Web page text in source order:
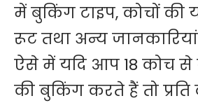
में बुकिंग टाइप, कोचों की
रूट तथा अन्य जानकारियां
ऐसे में यदि आप 18 कोच से
की बुकिंग करते हैं तो